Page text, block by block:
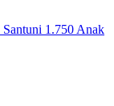
1.750 Anak